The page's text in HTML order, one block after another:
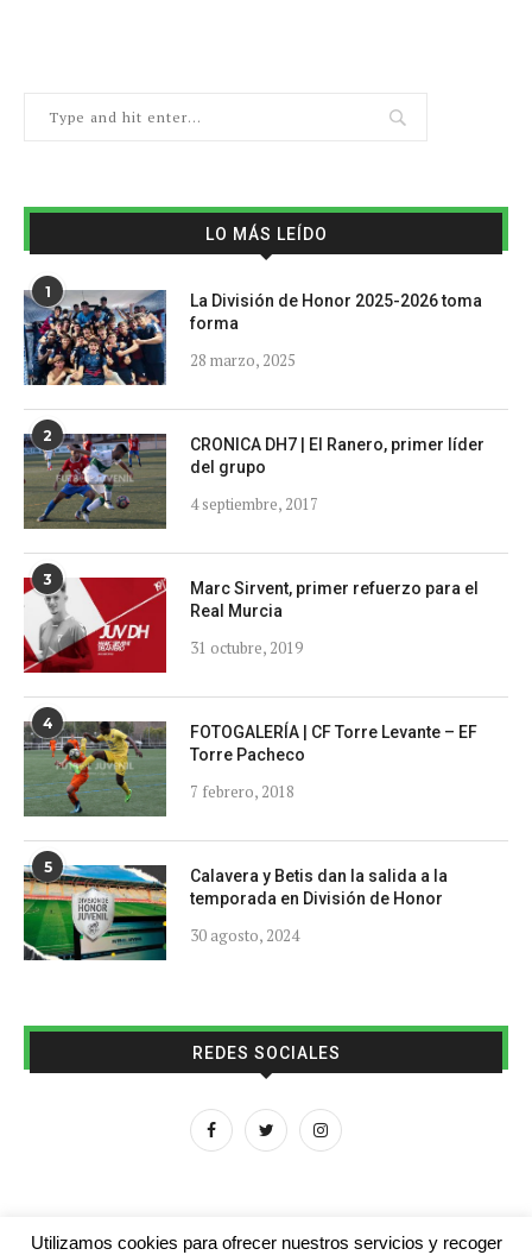
LO MÁS LEÍDO
1
La División de Honor 2025-2026 toma
forma
28 marzo, 2025
2
CRONICA DH7 | El Ranero, primer líder
del grupo
4 septiembre, 2017
3
Marc Sirvent, primer refuerzo para el
Real Murcia
31 octubre, 2019
4
FOTOGALERÍA | CF Torre Levante – EF
Torre Pacheco
7 febrero, 2018
5
Calavera y Betis dan la salida a la
temporada en División de Honor
30 agosto, 2024
REDES SOCIALES
Utilizamos cookies para ofrecer nuestros servicios y recoger